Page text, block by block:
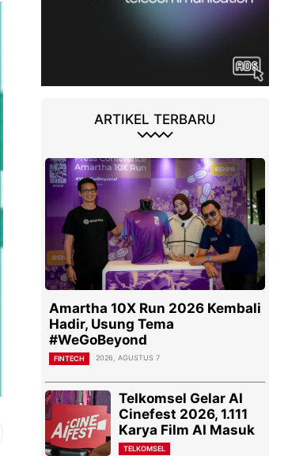
ARTIKEL TERBARU
Amartha 10X Run 2026 Kembali
Hadir, Usung Tema
#WeGoBeyond
FINTECH 2026, AGUSTUS 7
Telkomsel Gelar AI
Cinefest 2026, 1.111
Karya Film AI Masuk
TELKOMSEL